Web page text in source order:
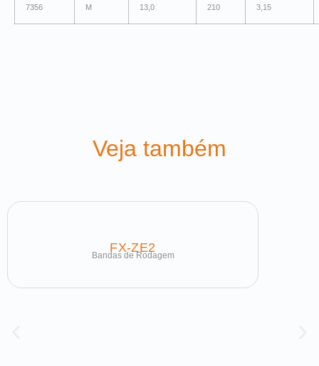
7356 M 13,0 210 3,15
Veja também
FX-ZE2
Bandas de Rodagem